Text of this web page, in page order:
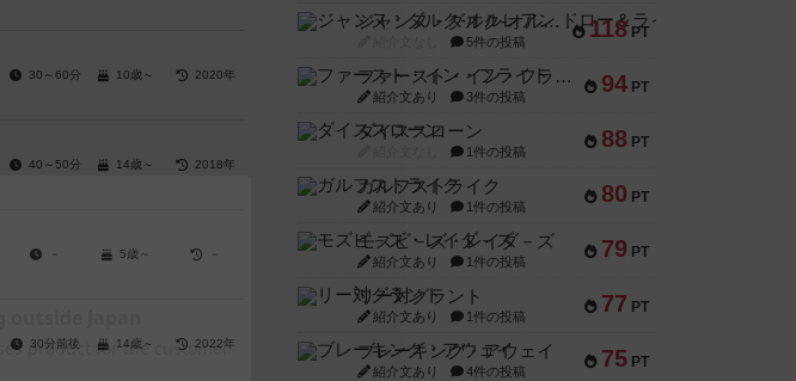
30～60分 10歳～ 2020年
40～50分 14歳～ 2018年
－ 5歳～ －
30分前後 14歳～ 2022年
118 PT
ジャンヌ・ダルク-オルレアン ドロー＆ライト
5件の投稿
94 PT
ファースト・イン・フライト
紹介文あり 3件の投稿
88 PT
ダイススローン
1件の投稿
80 PT
ガルフストライク
紹介文あり 1件の投稿
79 PT
モズビ－ズ・レイダ－ズ
紹介文あり 1件の投稿
77 PT
リー対グラント
紹介文あり 1件の投稿
75 PT
ブレーキング・アウェイ
紹介文あり 4件の投稿